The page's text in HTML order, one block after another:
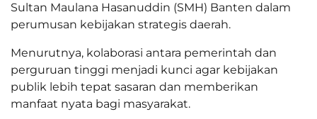
Sultan Maulana Hasanuddin (SMH) Banten dalam
perumusan kebijakan strategis daerah.
Menurutnya, kolaborasi antara pemerintah dan
perguruan tinggi menjadi kunci agar kebijakan
publik lebih tepat sasaran dan memberikan
manfaat nyata bagi masyarakat.